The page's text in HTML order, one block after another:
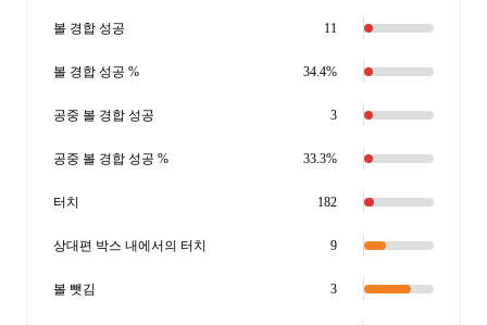
볼 경합 성공 11
볼 경합 성공 % 34.4%
공중 볼 경합 성공 3
공중 볼 경합 성공 % 33.3%
터치 182
상대편 박스 내에서의 터치 9
볼 뺏김 3